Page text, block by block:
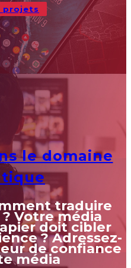
projets
le domaine
traduire
Votre média
doit cibler
? Adressez-
de confiance
média